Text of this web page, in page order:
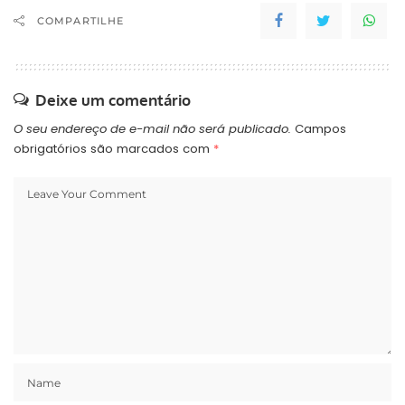
COMPARTILHE
Deixe um comentário
O seu endereço de e-mail não será publicado. Campos
obrigatórios são marcados com *